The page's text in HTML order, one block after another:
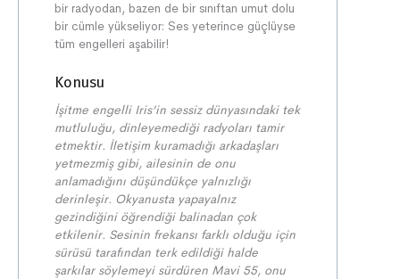
bir radyodan, bazen de bir sınıftan umut dolu
bir cümle yükseliyor: Ses yeterince güçlüyse
tüm engelleri aşabilir!
Konusu
İşitme engelli Iris’in sessiz dünyasındaki tek
mutluluğu, dinleyemediği radyoları tamir
etmektir. İletişim kuramadığı arkadaşları
yetmezmiş gibi, ailesinin de onu
anlamadığını düşündükçe yalnızlığı
derinleşir. Okyanusta yapayalnız
gezindiğini öğrendiği balinadan çok
etkilenir. Sesinin frekansı farklı olduğu için
sürüsü tarafından terk edildiği halde
şarkılar söylemeyi sürdüren Mavi 55, onu